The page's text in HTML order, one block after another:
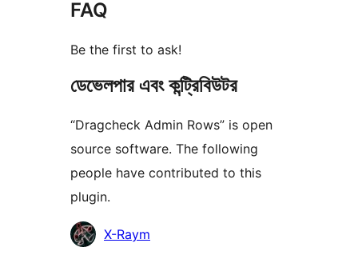
FAQ
Be the first to ask!
ডেভেলপার এবং কন্ট্রিবিউটর
“Dragcheck Admin Rows” is open
source software. The following
people have contributed to this
plugin.
কন্ট্রিবিউটরX-Raym